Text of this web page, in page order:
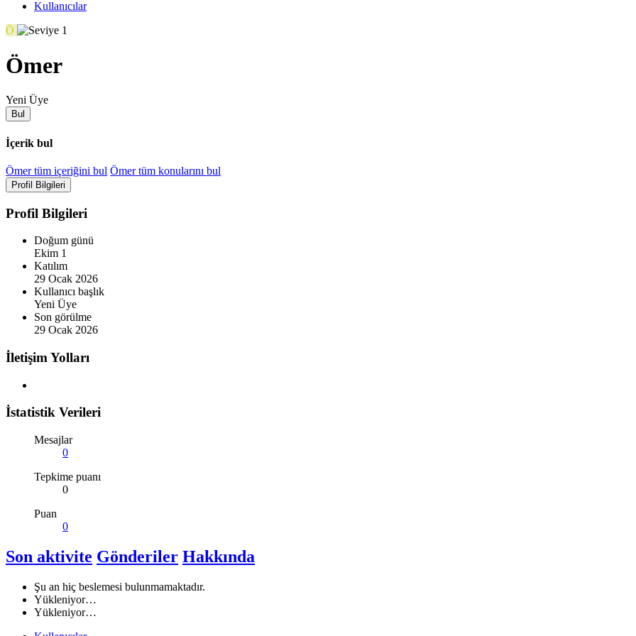
Kullanıcılar
Ö
Ömer
Yeni Üye
Bul
İçerik bul
Ömer tüm içeriğini bul Ömer tüm konularını bul
Profil Bilgileri
Profil Bilgileri
Doğum günü
Ekim 1
Katılım
29 Ocak 2026
Kullanıcı başlık
Yeni Üye
Son görülme
29 Ocak 2026
İletişim Yolları
İstatistik Verileri
Mesajlar
0
Tepkime puanı
0
Puan
0
Son aktivite Gönderiler Hakkında
Şu an hiç beslemesi bulunmamaktadır.
Yükleniyor…
Yükleniyor…